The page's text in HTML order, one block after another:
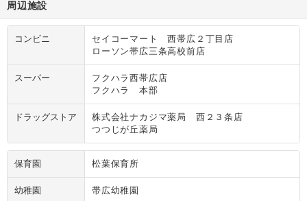
周辺施設
コンビニ
セイコーマート 西帯広２丁目店
ローソン帯広三条高校前店
スーパー
フクハラ西帯広店
フクハラ 本部
ドラッグストア
株式会社ナカジマ薬局 西２３条店
つつじが丘薬局
保育園 松葉保育所
幼稚園 帯広幼稚園